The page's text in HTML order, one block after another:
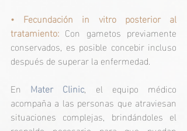
• Fecundación in vitro posterior al
tratamiento: Con gametos previamente
conservados, es posible concebir incluso
después de superar la enfermedad.
En Mater Clinic, el equipo médico
acompaña a las personas que atraviesan
situaciones complejas, brindándoles el